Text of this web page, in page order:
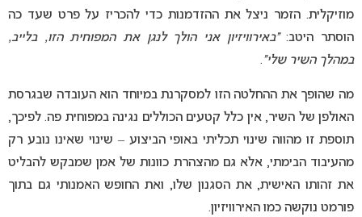
מוזיקלית. הזמר ניצל את ההזדמנות כדי להכריז על פרט שעד כה
הוסתר היטב: “באירוויזיון אני הולך לנגן את המפוחית הזו, בלייב,
במהלך השיר שלי”.
מה שהופך את ההחלטה הזו למסקרנת במיוחד הוא העובדה שבגרסת
האולפן של השיר, אין כלל קטעים הכוללים נגינה במפוחית פה. לפיכך,
תוספת זו מהווה שינוי תכליתי באופי הביצוע – שינוי שאינו נובע רק
מהעיבוד הבימתי, אלא גם מהצהרת כוונות של אמן שמבקש להבליט
את זהותו האישית, את הסגנון שלו, ואת החופש האמנותי גם בתוך
פורמט נוקשה כמו האירוויזיון.